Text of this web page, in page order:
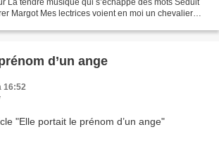
Margot Mes lectrices voient en moi un chevalier
d’un ange
16:52